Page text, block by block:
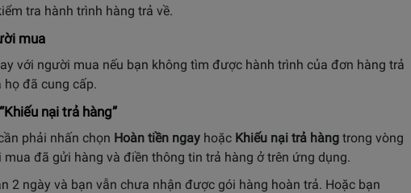
tra hành trình hàng trả về.
mua
với người mua nếu bạn không tìm được hành trình của đơn hàng trả
đã cung cấp.
nại trả hàng”
phải nhấn chọn Hoàn tiền ngay hoặc Khiếu nại trả hàng trong vòng
mua đã gửi hàng và điền thông tin trả hàng ở trên ứng dụng.
2 ngày và bạn vẫn chưa nhận được gói hàng hoàn trả. Hoặc bạn